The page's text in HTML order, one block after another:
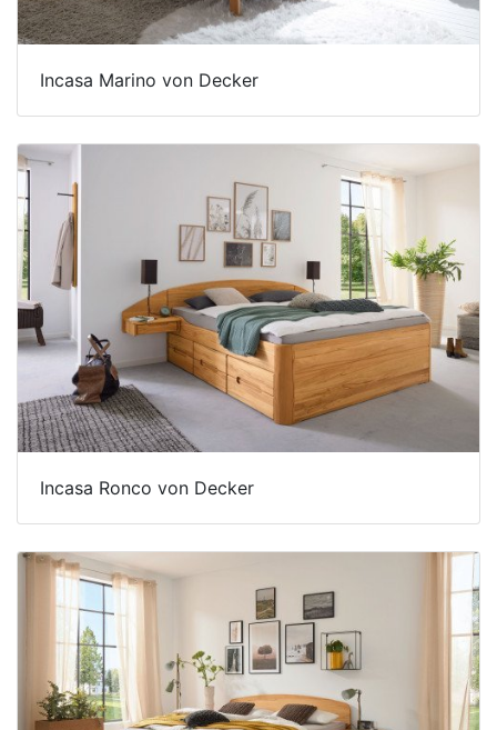
Incasa Marino von Decker
Incasa Ronco von Decker
Schlafzimmer-
Sets
Schränke
Betten
Massivholzbetten
Schlafzimmer-
Kommoden
Nachttische
Bettbänke
&
Betttruhen
&
Herrendiener
Spiegel
Standspiegel
Schlafzimmerregale